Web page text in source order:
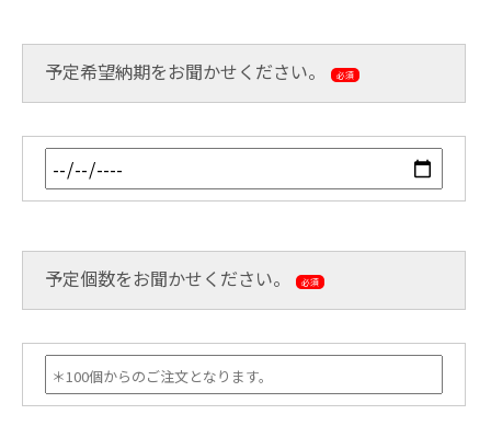
予定希望納期をお聞かせください。 必須
予定個数をお聞かせください。 必須